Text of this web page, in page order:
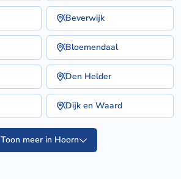
Beverwijk
Bloemendaal
Den Helder
Dijk en Waard
Toon meer in Hoorn